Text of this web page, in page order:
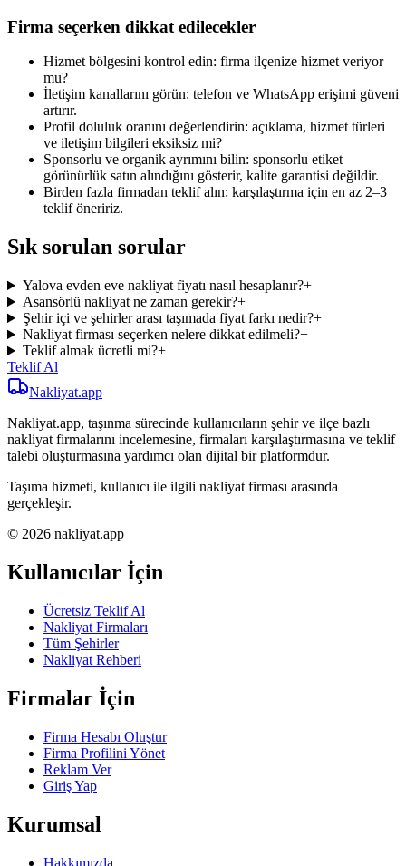
Firma seçerken dikkat edilecekler
Hizmet bölgesini kontrol edin: firma ilçenize hizmet veriyor
mu?
İletişim kanallarını görün: telefon ve WhatsApp erişimi güveni
artırır.
Profil doluluk oranını değerlendirin: açıklama, hizmet türleri
ve iletişim bilgileri eksiksiz mi?
Sponsorlu ve organik ayrımını bilin: sponsorlu etiket
görünürlük satın alındığını gösterir, kalite garantisi değildir.
Birden fazla firmadan teklif alın: karşılaştırma için en az 2–3
teklif öneririz.
Sık sorulan sorular
Yalova evden eve nakliyat fiyatı nasıl hesaplanır?+
Asansörlü nakliyat ne zaman gerekir?+
Şehir içi ve şehirler arası taşımada fiyat farkı nedir?+
Nakliyat firması seçerken nelere dikkat edilmeli?+
Teklif almak ücretli mi?+
Teklif Al
Nakliyat.app
Nakliyat.app, taşınma sürecinde kullanıcıların şehir ve ilçe bazlı
nakliyat firmalarını incelemesine, firmaları karşılaştırmasına ve teklif
talebi oluşturmasına yardımcı olan dijital bir platformdur.
Taşıma hizmeti, kullanıcı ile ilgili nakliyat firması arasında
gerçekleşir.
© 2026 nakliyat.app
Kullanıcılar İçin
Ücretsiz Teklif Al
Nakliyat Firmaları
Tüm Şehirler
Nakliyat Rehberi
Firmalar İçin
Firma Hesabı Oluştur
Firma Profilini Yönet
Reklam Ver
Giriş Yap
Kurumsal
Hakkımızda